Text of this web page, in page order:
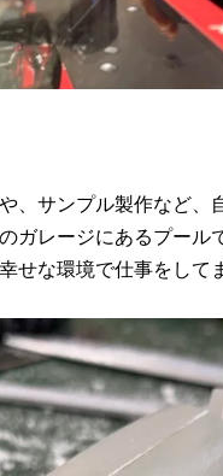
、サンプル製作など、
ガレージにあるプール
せな環境で仕事をして